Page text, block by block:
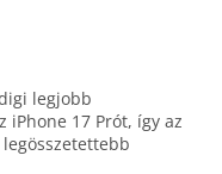
legjobb
iPhone 17 Prót, így az